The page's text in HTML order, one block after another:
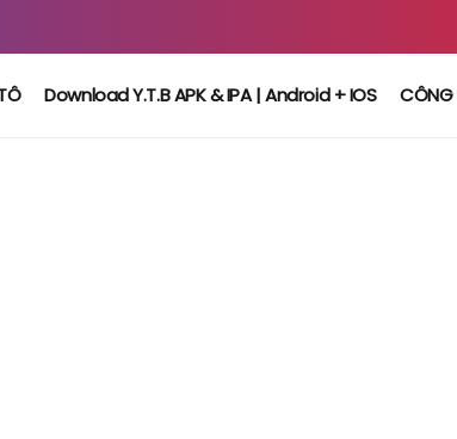
Download Y.T.B APK & IPA | Android + IOS CÔNG